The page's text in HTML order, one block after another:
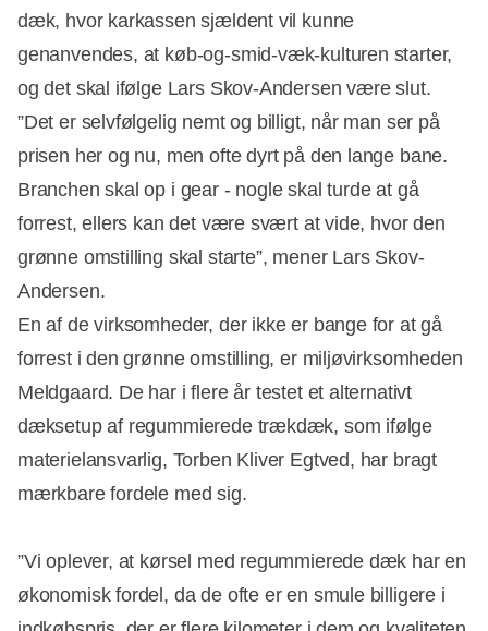
dæk, hvor karkassen sjældent vil kunne
genanvendes, at køb-og-smid-væk-kulturen starter,
og det skal ifølge Lars Skov-Andersen være slut.
”Det er selvfølgelig nemt og billigt, når man ser på
prisen her og nu, men ofte dyrt på den lange bane.
Branchen skal op i gear - nogle skal turde at gå
forrest, ellers kan det være svært at vide, hvor den
grønne omstilling skal starte”, mener Lars Skov-
Andersen.
En af de virksomheder, der ikke er bange for at gå
forrest i den grønne omstilling, er miljøvirksomheden
Meldgaard. De har i flere år testet et alternativt
dæksetup af regummierede trækdæk, som ifølge
materielansvarlig, Torben Kliver Egtved, har bragt
mærkbare fordele med sig.
”Vi oplever, at kørsel med regummierede dæk har en
økonomisk fordel, da de ofte er en smule billigere i